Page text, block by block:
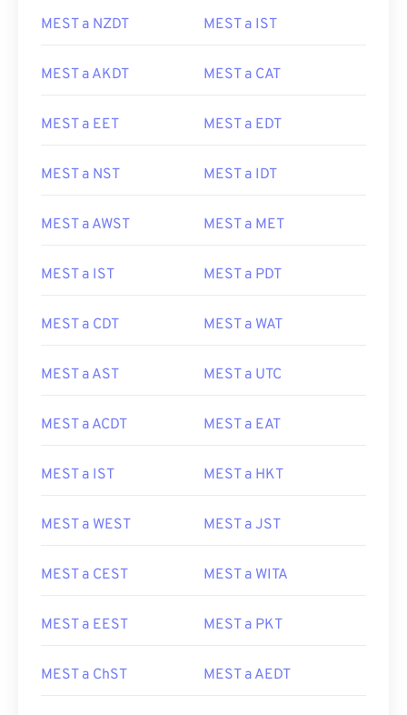
MEST a NZDT MEST a IST
MEST a AKDT MEST a CAT
MEST a EET MEST a EDT
MEST a NST MEST a IDT
MEST a AWST MEST a MET
MEST a IST MEST a PDT
MEST a CDT MEST a WAT
MEST a AST MEST a UTC
MEST a ACDT MEST a EAT
MEST a IST MEST a HKT
MEST a WEST MEST a JST
MEST a CEST MEST a WITA
MEST a EEST MEST a PKT
MEST a ChST MEST a AEDT